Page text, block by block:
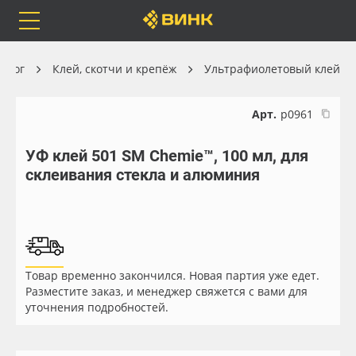
Каталог
Бренды
Доставка
Весь каталог
Самоклеящиеся плёнки
Листовые материалы
Клей, скотчи и крепёж Ультрафиолетовый клей
Арт. р0961
УФ клей 501 SM Chemie™, 100 мл, для
склеивания стекла и алюминия
Товар временно закончился. Новая партия уже едет.
Разместите заказ, и менеджер свяжется с вами для
уточнения подробностей.